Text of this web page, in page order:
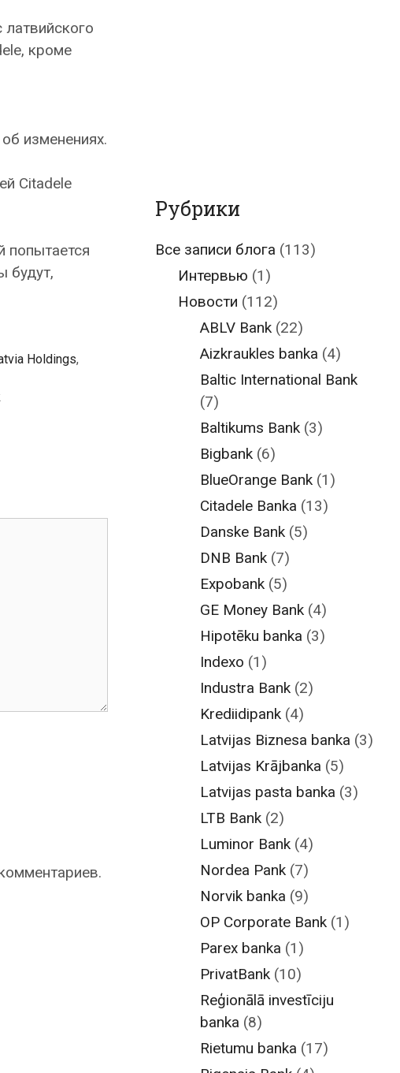
кроме
изменениях.
Citadele
попытается
будут,
Holdings,
Рубрики
Все записи блога (113)
Интервью (1)
Новости (112)
ABLV Bank (22)
Aizkraukles banka (4)
Baltic International Bank
(7)
Baltikums Bank (3)
Bigbank (6)
BlueOrange Bank (1)
Citadele Banka (13)
Danske Bank (5)
DNB Bank (7)
Expobank (5)
GE Money Bank (4)
Hipotēku banka (3)
Indexo (1)
Industra Bank (2)
Krediidipank (4)
Latvijas Biznesa banka (3)
Latvijas Krājbanka (5)
Latvijas pasta banka (3)
LTB Bank (2)
Luminor Bank (4)
Nordea Pank (7)
Norvik banka (9)
OP Corporate Bank (1)
Parex banka (1)
PrivatBank (10)
Reģionālā investīciju
banka (8)
Rietumu banka (17)